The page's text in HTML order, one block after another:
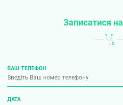
Записатися
ВАШ ТЕЛЕФОН
ДАТА